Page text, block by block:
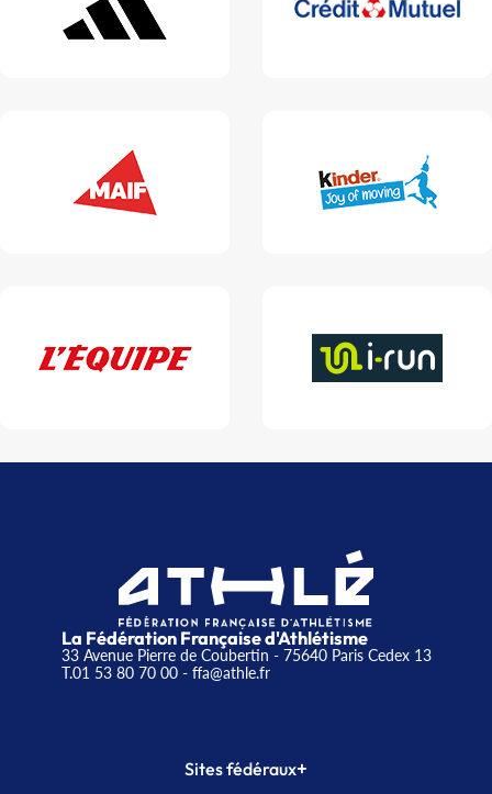
La Fédération Française d'Athlétisme
33 Avenue Pierre de Coubertin - 75640 Paris Cedex 13
T.01 53 80 70 00- ffa@athle.fr
Sites fédéraux+